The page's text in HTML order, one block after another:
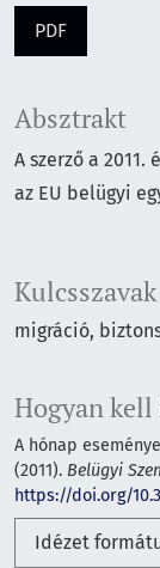
PDF
Kulcsszavak
migráció
Hogyan
A hónap
(2011). Belügyi
https://doi.org/
Idézet
Absztrakt
A szerző a
az EU belügyi